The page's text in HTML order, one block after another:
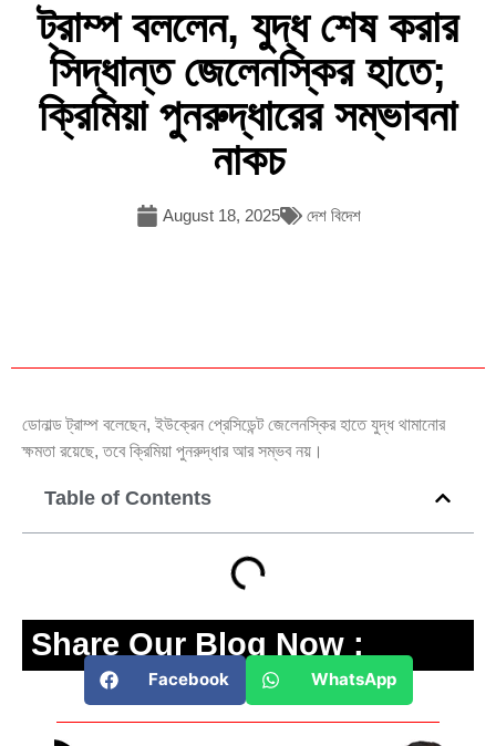
ট্রাম্প বললেন, যুদ্ধ শেষ করার
সিদ্ধান্ত জেলেনস্কির হাতে;
ক্রিমিয়া পুনরুদ্ধারের সম্ভাবনা
নাকচ
August 18, 2025 দেশ বিদেশ
ডোনাল্ড ট্রাম্প বলেছেন, ইউক্রেন প্রেসিডেন্ট জেলেনস্কির হাতে যুদ্ধ থামানোর
ক্ষমতা রয়েছে, তবে ক্রিমিয়া পুনরুদ্ধার আর সম্ভব নয়।
Table of Contents
Share Our Blog Now :
Facebook WhatsApp